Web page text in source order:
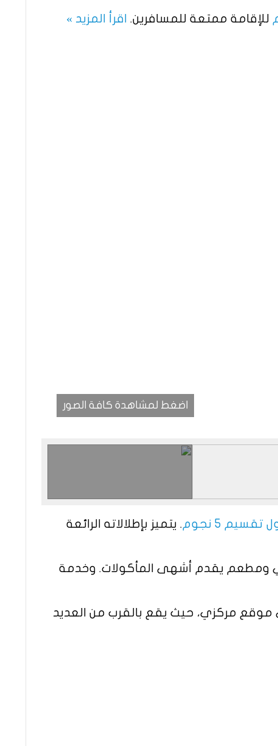
للإقامة ممتعة للمسافرين. اقرأ المزيد »
اضغط لمشاهدة كافة الصور
5 نجوم
. يتميز بإطلالاته الرائعة
ومطعم يقدم أشهى المأكولات. وخدمة
موقع مركزي، حيث يقع بالقرب من العديد